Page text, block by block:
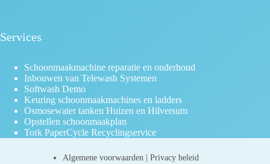
Services
Schoonmaakmachine reparatie en onderhoud
Inbouwen van Telewash Systemen
Softwash Demo
Keuring schoonmaakmachines en ladders
Osmosewater tanken Huizen en Hilversum
Opstellen schoonmaakplan
Tork PaperCycle Recyclingservice
Algemene voorwaarden |Privacy beleid